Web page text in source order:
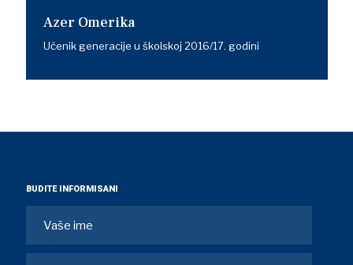
Azer Omerika
Učenik generacije u školskoj 2016/17. godini
BUDITE INFORMISANI